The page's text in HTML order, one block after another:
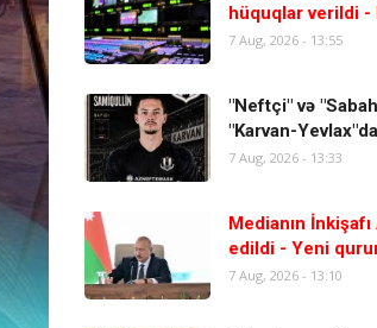
hüquqlar verildi -
7 Aug, 2026 - 13:55
"Neftçi" və
"Karvan-
7 Aug, 2026 - 13:33
Medianın
edildi - Yeni
7 Aug, 2026 - 13:10